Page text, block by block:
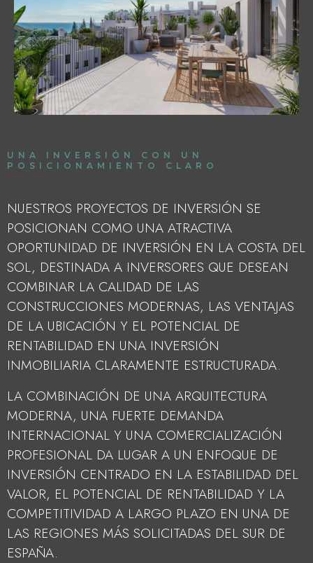
UNA INVERSIÓN CON UN
POSICIONAMIENTO CLARO
NUESTROS PROYECTOS DE INVERSIÓN SE
POSICIONAN COMO UNA ATRACTIVA
OPORTUNIDAD DE INVERSIÓN EN LA COSTA DEL
SOL, DESTINADA A INVERSORES QUE DESEAN
COMBINAR LA CALIDAD DE LAS
CONSTRUCCIONES MODERNAS, LAS VENTAJAS
DE LA UBICACIÓN Y EL POTENCIAL DE
RENTABILIDAD EN UNA INVERSIÓN
INMOBILIARIA CLARAMENTE ESTRUCTURADA.
LA COMBINACIÓN DE UNA ARQUITECTURA
MODERNA, UNA FUERTE DEMANDA
INTERNACIONAL Y UNA COMERCIALIZACIÓN
PROFESIONAL DA LUGAR A UN ENFOQUE DE
INVERSIÓN CENTRADO EN LA ESTABILIDAD DEL
VALOR, EL POTENCIAL DE RENTABILIDAD Y LA
COMPETITIVIDAD A LARGO PLAZO EN UNA DE
LAS REGIONES MÁS SOLICITADAS DEL SUR DE
ESPAÑA.